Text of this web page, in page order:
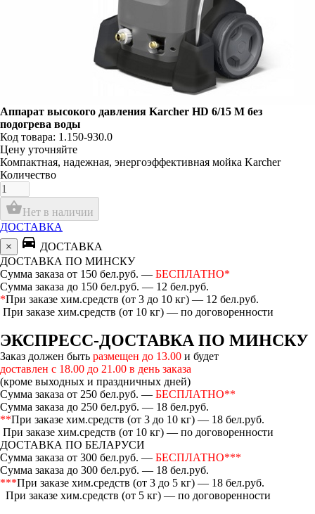
Аппарат высокого давления Karcher HD 6/15 M без
подогрева воды
Код товара: 1.150-930.0
Цену уточняйте
Компактная, надежная, энергоэффективная мойка Karcher
Количество
shopping_basketНет в наличии
ДОСТАВКА
×
directions_car ДОСТАВКА
ДОСТАВКА ПО МИНСКУ
Сумма заказа от 150 бел.руб. — БЕСПЛАТНО*
Сумма заказа до 150 бел.руб. — 12 бел.руб.
*При заказе хим.средств (от 3 до 10 кг) — 12 бел.руб.
При заказе хим.средств (от 10 кг) — по договоренности
ЭКСПРЕСС-ДОСТАВКА ПО МИНСКУ
Заказ должен быть размещен до 13.00 и будет
доставлен с 18.00 до 21.00 в день заказа
(кроме выходных и праздничных дней)
Сумма заказа от 250 бел.руб. — БЕСПЛАТНО**
Сумма заказа до 250 бел.руб. — 18 бел.руб.
**При заказе хим.средств (от 3 до 10 кг) — 18 бел.руб.
При заказе хим.средств (от 10 кг) — по договоренности
ДОСТАВКА ПО БЕЛАРУСИ
Сумма заказа от 300 бел.руб. — БЕСПЛАТНО***
Сумма заказа до 300 бел.руб. — 18 бел.руб.
***При заказе хим.средств (от 3 до 5 кг) — 18 бел.руб.
При заказе хим.средств (от 5 кг) — по договоренности